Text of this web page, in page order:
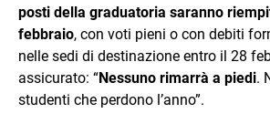
posti della graduatoria saranno
febbraio, con voti pieni o con debiti
nelle sedi di destinazione entro il 28
assicurato: “Nessuno rimarrà a piedi.
studenti che perdono l’anno”.